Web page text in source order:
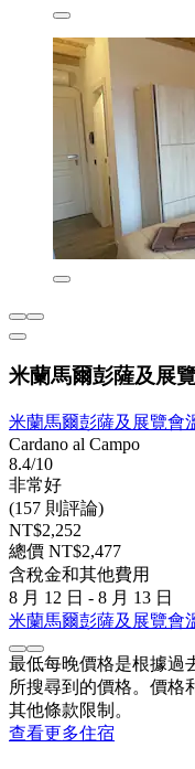
米蘭馬爾彭薩及展
米蘭馬爾彭薩及展覽會
Cardano al Campo
8.4/10
非常好
(157 則評論)
NT$2,252
總價 NT$2,477
含稅金和其他費用
8 月 12 日 - 8 月 13 日
米蘭馬爾彭薩及展覽會
最低每晚價格是根據過
所搜尋到的價格。價格
其他條款限制。
查看更多住宿